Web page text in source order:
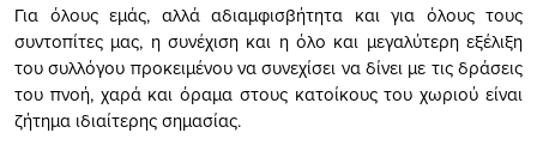
Για όλους εμάς, αλλά αδιαμφισβήτητα και για όλους τους
συντοπίτες μας, η συνέχιση και η όλο και μεγαλύτερη εξέλιξη
του συλλόγου προκειμένου να συνεχίσει να δίνει με τις δράσεις
του πνοή, χαρά και όραμα στους κατοίκους του χωριού είναι
ζήτημα ιδιαίτερης σημασίας.